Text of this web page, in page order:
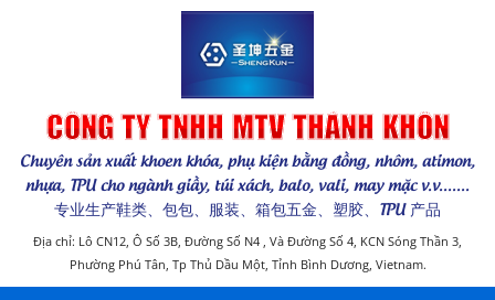
CÔNG TY TNHH MTV THÁNH KHÔN
Chuyên sản xuất khoen khóa, phụ kiện bằng đồng, nhôm, atimon,
nhựa, TPU cho ngành giầy, túi xách, balo, vali, may mặc v.v.......
专业生产鞋类、包包、服装、箱包五金、塑胶、TPU 产品
Địa chỉ: Lô CN12, Ô Số 3B, Đường Số N4 , Và Đường Số 4, KCN Sóng Thần 3,
Phường Phú Tân, Tp Thủ Dầu Một, Tỉnh Bình Dương, Vietnam.